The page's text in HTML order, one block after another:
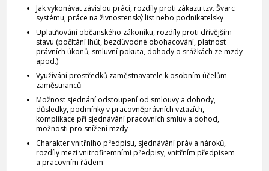
Jak vykonávat závislou práci, rozdíly proti zákazu tzv. Švarc
systému, práce na živnostenský list nebo podnikatelsky
Uplatňování občanského zákoníku, rozdíly proti dřívějším
stavu (počítání lhůt, bezdůvodné obohacování, platnost
právních úkonů, smluvní pokuta, dohody o srážkách ze mzdy
apod.)
Využívání prostředků zaměstnavatele k osobním účelům
zaměstnanců
Možnost sjednání odstoupení od smlouvy a dohody,
důsledky, podmínky v pracovněprávních vztazích,
komplikace při sjednávání pracovních smluv a dohod,
možnosti pro snížení mzdy
Charakter vnitřního předpisu, sjednávání práv a nároků,
rozdíly mezi vnitrofiremními předpisy, vnitřním předpisem
a pracovním řádem